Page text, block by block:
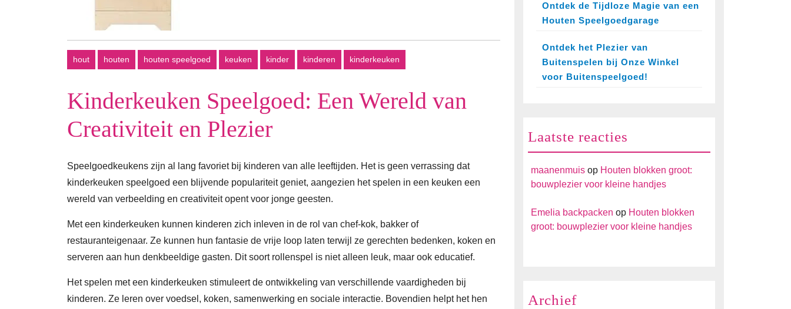
hout houten houten speelgoed keuken kinder kinderen kinderkeuken
Kinderkeuken Speelgoed: Een Wereld van
Creativiteit en Plezier
Speelgoedkeukens zijn al lang favoriet bij kinderen van alle leeftijden. Het is geen verrassing dat
kinderkeuken speelgoed een blijvende populariteit geniet, aangezien het spelen in een keuken een
wereld van verbeelding en creativiteit opent voor jonge geesten.
Met een kinderkeuken kunnen kinderen zich inleven in de rol van chef-kok, bakker of
restauranteigenaar. Ze kunnen hun fantasie de vrije loop laten terwijl ze gerechten bedenken, koken en
serveren aan hun denkbeeldige gasten. Dit soort rollenspel is niet alleen leuk, maar ook educatief.
Het spelen met een kinderkeuken stimuleert de ontwikkeling van verschillende vaardigheden bij
kinderen. Ze leren over voedsel, koken, samenwerking en sociale interactie. Bovendien helpt het hen
Ontdek de Tijdloze Magie van een
Houten Speelgoedgarage
Ontdek het Plezier van
Buitenspelen bij Onze Winkel
voor Buitenspeelgoed!
Laatste reacties
maanenmuis op Houten blokken groot:
bouwplezier voor kleine handjes
Emelia backpacken op Houten blokken
groot: bouwplezier voor kleine handjes
Archief